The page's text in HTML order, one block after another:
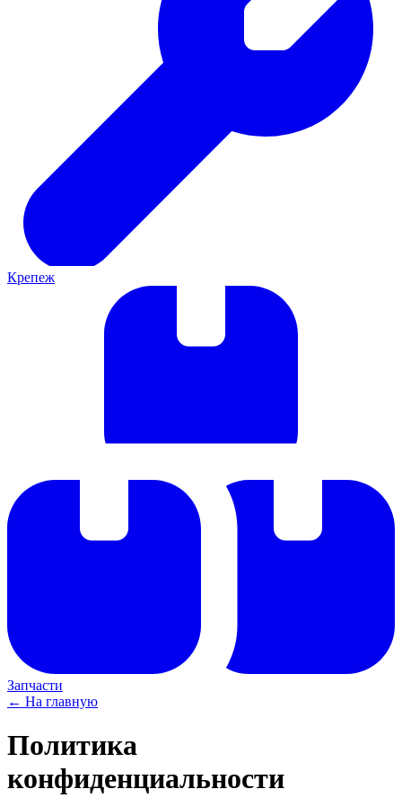
Крепеж
Запчасти
← На главную
Политика
конфиденциальности